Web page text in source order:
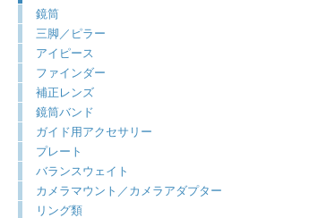
鏡筒
三脚／ピラー
アイピース
ファインダー
補正レンズ
鏡筒バンド
ガイド用アクセサリー
プレート
バランスウェイト
カメラマウント／カメラアダプター
リング類